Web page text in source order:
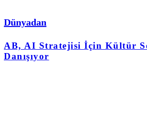
Dünyadan
AB, AI Stratejisi İçin Kültür
Danışıyor